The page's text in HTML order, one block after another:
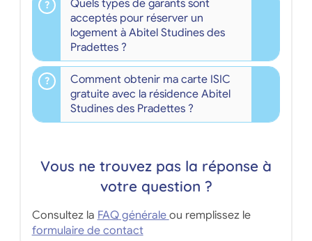
Quels types de garants sont
acceptés pour réserver un
logement à Abitel Studines des
Pradettes ?
Comment obtenir ma carte ISIC
gratuite avec la résidence Abitel
Studines des Pradettes ?
Vous ne trouvez pas la réponse à
votre question ?
Consultez la FAQ générale ou remplissez le
formulaire de contact